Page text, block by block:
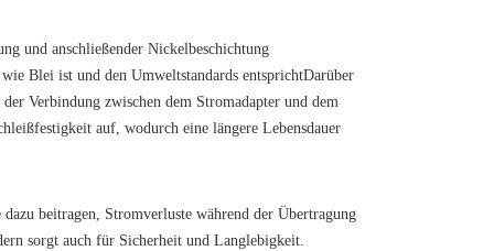
und anschließender Nickelbeschichtung
Blei ist und den Umweltstandards entsprichtDarüber
Verbindung zwischen dem Stromadapter und dem
auf, wodurch eine längere Lebensdauer
beitragen, Stromverluste während der Übertragung
sorgt auch für Sicherheit und Langlebigkeit.